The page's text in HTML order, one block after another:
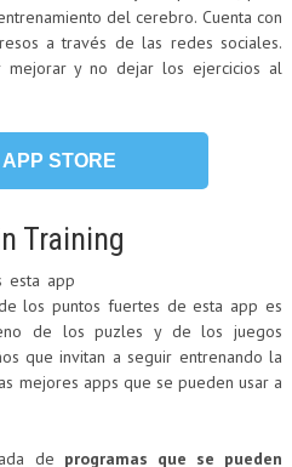
del cerebro. Cuenta con
a través de las redes sociales.
mejorar y no dejar los ejercicios al
STORE
Training
esta app
los puntos fuertes de esta app es
de los puzles y de los juegos
que invitan a seguir entrenando la
mejores apps que se pueden usar a
de programas que se pueden